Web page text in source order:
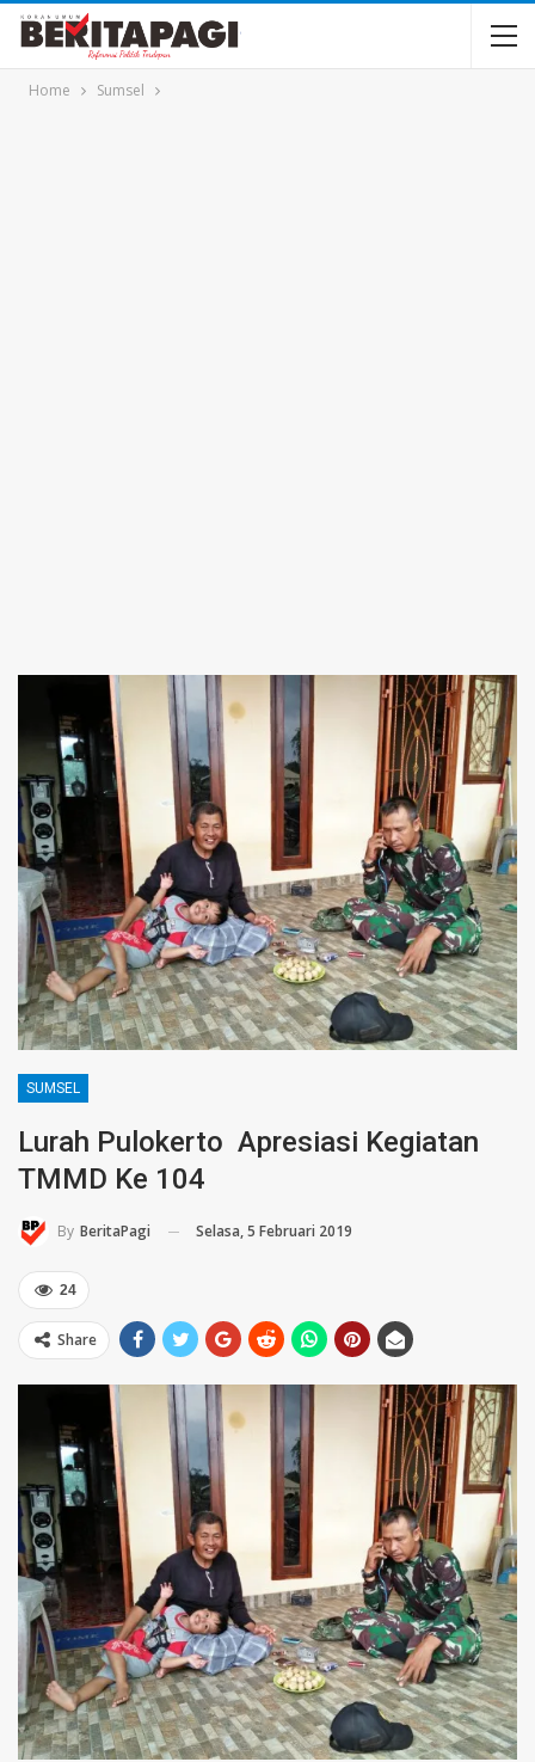
Home Sumsel
SUMSEL
Lurah Pulokerto Apresiasi Kegiatan
TMMD Ke 104
By BeritaPagi Selasa, 5 Februari 2019
24
Share